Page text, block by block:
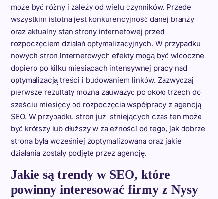
może być różny i zależy od wielu czynników. Przede
wszystkim istotna jest konkurencyjność danej branży
oraz aktualny stan strony internetowej przed
rozpoczęciem działań optymalizacyjnych. W przypadku
nowych stron internetowych efekty mogą być widoczne
dopiero po kilku miesiącach intensywnej pracy nad
optymalizacją treści i budowaniem linków. Zazwyczaj
pierwsze rezultaty można zauważyć po około trzech do
sześciu miesięcy od rozpoczęcia współpracy z agencją
SEO. W przypadku stron już istniejących czas ten może
być krótszy lub dłuższy w zależności od tego, jak dobrze
strona była wcześniej zoptymalizowana oraz jakie
działania zostały podjęte przez agencję.
Jakie są trendy w SEO, które
powinny interesować firmy z Nysy